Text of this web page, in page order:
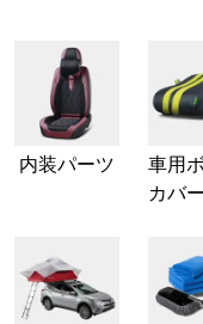
内装パーツ
車用
カバー